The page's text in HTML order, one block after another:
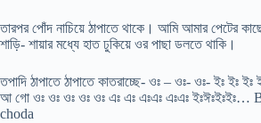
তারপর পোঁদ নাচিয়ে ঠাপাতে থাকে। আমি আমার পেটের
শাড়ি- শায়ার মধ্যে হাত ঢুকিয়ে ওর পাছা ডলতে থাকি।
তপাদি ঠাপাতে ঠাপাতে কাতরাচ্ছে- ওঃ – ওঃ- ওঃ- ইঃ ইঃ
আ গো ওঃ ওঃ ওঃ ওঃ ওঃ এঃ এঃ এঃএঃ এঃএঃ
choda